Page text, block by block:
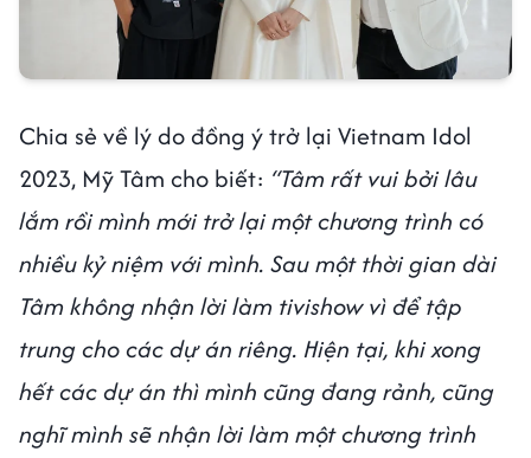
Chia sẻ về lý do đồng ý trở lại Vietnam Idol
2023, Mỹ Tâm cho biết: “Tâm rất vui bởi lâu
lắm rồi mình mới trở lại một chương trình có
nhiều kỷ niệm với mình. Sau một thời gian dài
Tâm không nhận lời làm tivishow vì để tập
trung cho các dự án riêng. Hiện tại, khi xong
hết các dự án thì mình cũng đang rảnh, cũng
nghĩ mình sẽ nhận lời làm một chương trình